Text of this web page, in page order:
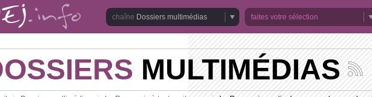
Dossiers multimédias
faites votre sélection
MULTIMÉDIAS
les